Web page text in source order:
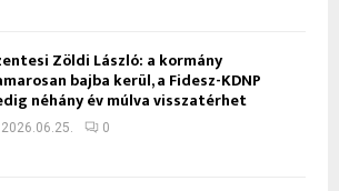
Zöldi László: a kormány
bajba kerül, a Fidesz-KDNP
néhány év múlva visszatérhet
2026.06.25. 0